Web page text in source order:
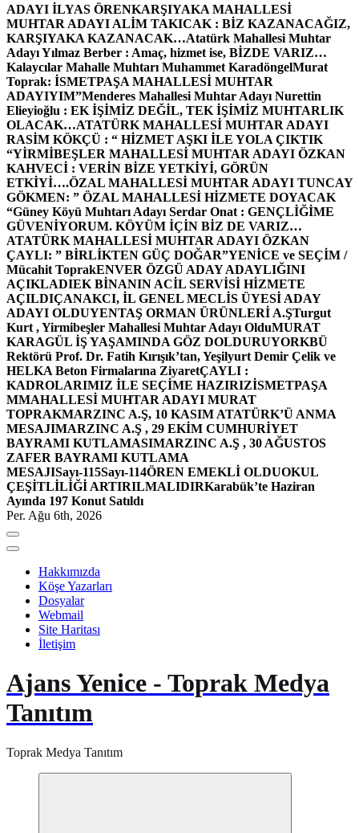
ADAYI İLYAS ÖRENKARŞIYAKA MAHALLESİ
MUHTAR ADAYI ALİM TAKICAK : BİZ KAZANACAĞIZ,
KARŞIYAKA KAZANACAK…Atatürk Mahallesi Muhtar
Adayı Yılmaz Berber : Amaç, hizmet ise, BİZDE VARIZ…
Kalaycılar Mahalle Muhtarı Muhammet KaradöngelMurat
Toprak: İSMETPAŞA MAHALLESİ MUHTAR
ADAYIYIM”Menderes Mahallesi Muhtar Adayı Nurettin
Elieyioğlu : EK İŞİMİZ DEĞİL, TEK İŞİMİZ MUHTARLIK
OLACAK…ATATÜRK MAHALLESİ MUHTAR ADAYI
RASİM KÖKÇÜ : “ HİZMET AŞKI İLE YOLA ÇIKTIK
“YİRMİBEŞLER MAHALLESİ MUHTAR ADAYI ÖZKAN
KAHVECİ : VERİN BİZE YETKİYİ, GÖRÜN
ETKİYİ….ÖZAL MAHALLESİ MUHTAR ADAYI TUNCAY
GÖKMEN: ” ÖZAL MAHALLESİ HİZMETE DOYACAK
“Güney Köyü Muhtarı Adayı Serdar Onat : GENÇLİĞİME
GÜVENİYORUM. KÖYÜM İÇİN BİZ DE VARIZ…
ATATÜRK MAHALLESİ MUHTAR ADAYI ÖZKAN
ÇAYLI: ” BİRLİKTEN GÜÇ DOĞAR”YENİCE ve SEÇİM /
Mücahit ToprakENVER ÖZGÜ ADAY ADAYLIĞINI
AÇIKLADIEK BİNANIN ACİL SERVİSİ HİZMETE
AÇILDIÇANAKCI, İL GENEL MECLİS ÜYESİ ADAY
ADAYI OLDUYENTAŞ ORMAN ÜRÜNLERİ A.ŞTurgut
Kurt , Yirmibeşler Mahallesi Muhtar Adayı OlduMURAT
KARAGÜL İŞ YAŞAMINDA GÖZ DOLDURUYORKBÜ
Rektörü Prof. Dr. Fatih Kırışık’tan, Yeşilyurt Demir Çelik ve
HELKA Beton Firmalarına ZiyaretÇAYLI :
KADROLARIMIZ İLE SEÇİME HAZIRIZİSMETPAŞA
MMAHALLESİ MUHTAR ADAYI MURAT
TOPRAKMARZINC A.Ş, 10 KASIM ATATÜRK’Ü ANMA
MESAJIMARZINC A.Ş , 29 EKİM CUMHURİYET
BAYRAMI KUTLAMASIMARZINC A.Ş , 30 AĞUSTOS
ZAFER BAYRAMI KUTLAMA
MESAJISayı-115Sayı-114ÖREN EMEKLİ OLDUOKUL
ÇEŞİTLİLİĞİ ARTIRILMALIDIRKarabük’te Haziran
Ayında 197 Konut Satıldı
Per. Ağu 6th, 2026
Hakkımızda
Köşe Yazarları
Dosyalar
Webmail
Site Haritası
İletişim
Ajans Yenice - Toprak Medya
Tanıtım
Toprak Medya Tanıtım